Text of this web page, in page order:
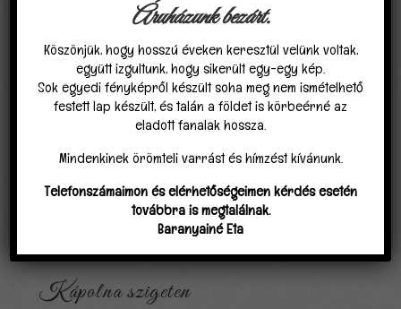
Kapcsolódó termékek
Kápolna szigeten
Áruházunk bezárt.
Köszönjük, hogy hosszú éveken keresztül velünk voltak,
együtt izgultunk, hogy sikerült egy-egy kép.
Sok egyedi fényképről készült soha meg nem ismételhető
festett lap készült, és talán a földet is körbeérné az
eladott fanalak hossza.
Mindenkinek örömteli varrást és hímzést kívánunk.
Telefonszámaimon és elérhetőségeimen kérdés esetén
továbbra is megtalálnak.
Baranyainé Eta